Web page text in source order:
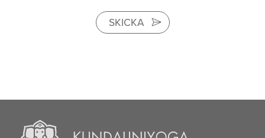
SKICKA